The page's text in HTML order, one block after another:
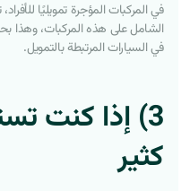
في المركبات المؤجرة تمويليًا
الشامل على هذه المركبات، وهذا
في السيارات المرتبطة بالتمويل.
3) إذا كنت
كثير